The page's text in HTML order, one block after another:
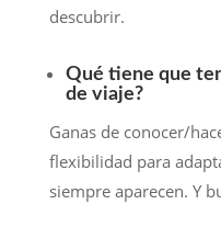
descubrir.
Qué tiene que
de viaje?
Ganas de conocer/
flexibilidad para
siempre aparecen. Y